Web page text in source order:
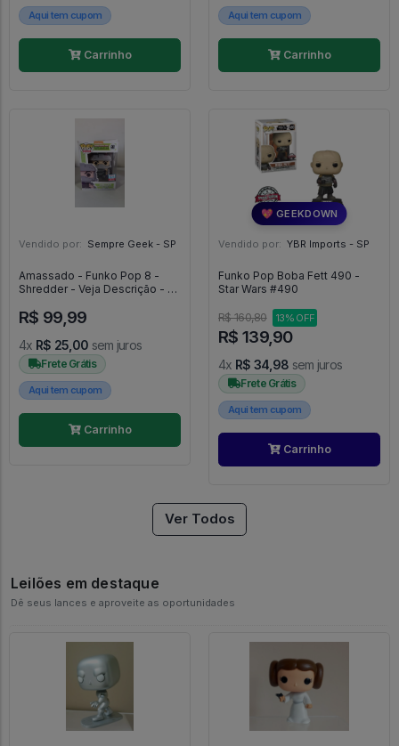
Aqui tem cupom
Carrinho
Aqui tem cupom
Carrinho
Vendido por: Sempre Geek - SP
Amassado - Funko Pop 8 -
Shredder - Veja Descrição - As
R$ 99,99
4x R$ 25,00 sem juros
Frete Grátis
Aqui tem cupom
Carrinho
💖 GEEKDOWN
Vendido por: YBR Imports - SP
Funko Pop Boba Fett 490 -
Star Wars #490
R$ 160,80 13% OFF
R$ 139,90
4x R$ 34,98 sem juros
Frete Grátis
Aqui tem cupom
Carrinho
Ver Todos
Leilões em destaque
Dê seus lances e aproveite as oportunidades